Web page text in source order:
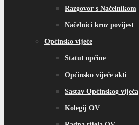
Razgovor s Načelnikom
Načelnici kroz povijest
Općinsko vijeće
Statut općine
Općinsko vijeće akti
Sastav Općinskog vijeća
Kolegij OV